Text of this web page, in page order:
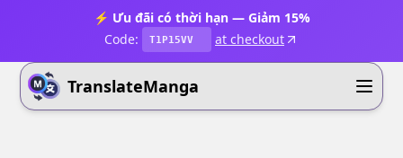
⚡ Ưu đãi có thời hạn — Giảm 15%
Code:
T1P15VV at checkout
TranslateManga